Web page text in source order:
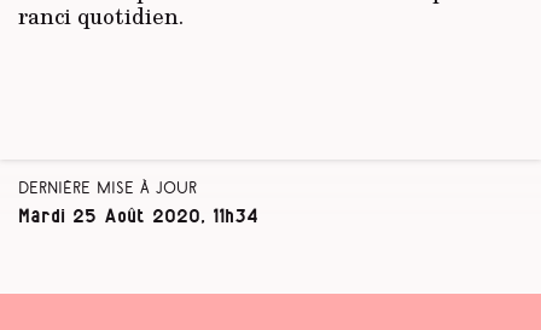
ranci quotidien.
Dernière mise à jour
Mardi 25 Août 2020, 11h34